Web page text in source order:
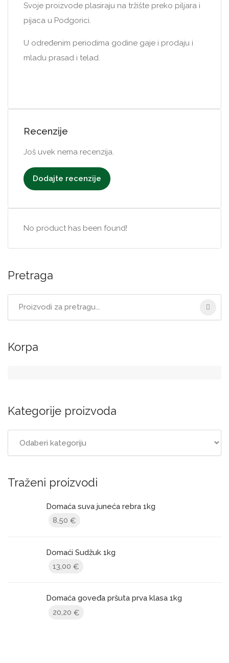
Svoje proizvode plasiraju na tržište preko piljara i
pijaca u Podgorici.
U određenim periodima godine gaje i prodaju i
mladu prasad i telad.
Recenzije
Još uvek nema recenzija.
Dodajte recenzije
No product has been found!
Pretraga
Korpa
Kategorije proizvoda
Traženi proizvodi
Domaća suva juneća rebra 1kg
8,50 €
Domaći Sudžuk 1kg
13,00 €
Domaća goveđa pršuta prva klasa 1kg
20,20 €